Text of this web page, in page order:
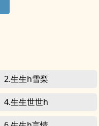
2.生生h雪梨
4.生生世世h